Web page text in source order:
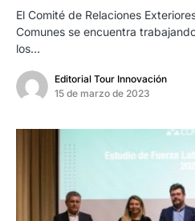
El Comité de Relaciones
Comunes se encuentra
los…
Editorial Tour Innovación
15 de marzo de 2023